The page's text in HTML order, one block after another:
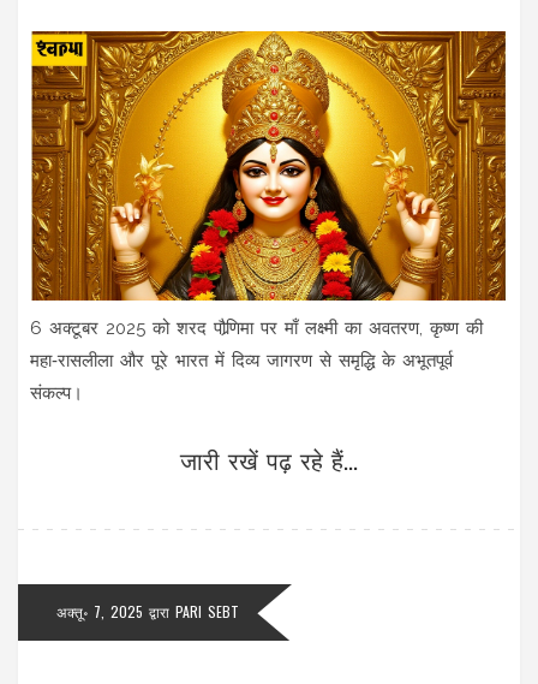
6 अक्टूबर 2025 को शरद पौर्‍णिमा पर माँ लक्ष्मी का अवतरण, कृष्ण की
महा‑रासलीला और पूरे भारत में दिव्य जागरण से समृद्धि के अभूतपूर्व
संकल्प।
जारी रखें पढ़ रहे हैं...
अक्तू॰ 7, 2025 द्वारा PARI SEBT